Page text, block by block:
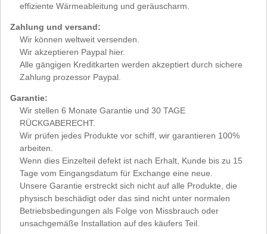
effiziente Wärmeableitung und geräuscharm.
Zahlung und versand:
Wir können weltweit versenden.
Wir akzeptieren Paypal hier.
Alle gängigen Kreditkarten werden akzeptiert durch sichere
Zahlung prozessor Paypal.
Garantie:
Wir stellen 6 Monate Garantie und 30 TAGE
RÜCKGABERECHT.
Wir prüfen jedes Produkte vor schiff, wir garantieren 100%
arbeiten.
Wenn dies Einzelteil defekt ist nach Erhalt, Kunde bis zu 15
Tage vom Eingangsdatum für Exchange eine neue.
Unsere Garantie erstreckt sich nicht auf alle Produkte, die
physisch beschädigt oder das sind nicht unter normalen
Betriebsbedingungen als Folge von Missbrauch oder
unsachgemäße Installation auf des käufers Teil.